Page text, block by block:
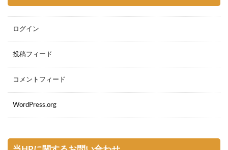
ログイン
投稿フィード
コメントフィード
WordPress.org